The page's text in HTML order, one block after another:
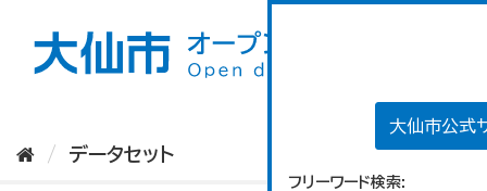
大仙市公式
フリーワード検索
データセット